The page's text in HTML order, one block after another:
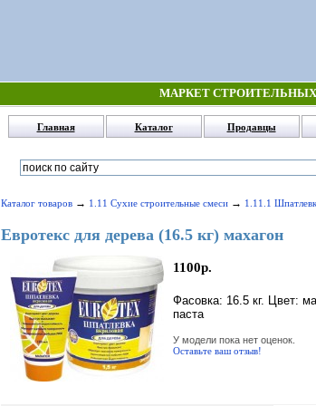
МАРКЕТ
Главная Каталог Продавцы
Каталог товаров → 1.11 Сухие строительные смеси → 1.11.1
Евротекс для дерева (16.5 кг) махагон
1100р.
Фасовка: 16.5 кг. Цвет:
паста
У модели пока нет оценок.
Оставьте ваш отзыв!